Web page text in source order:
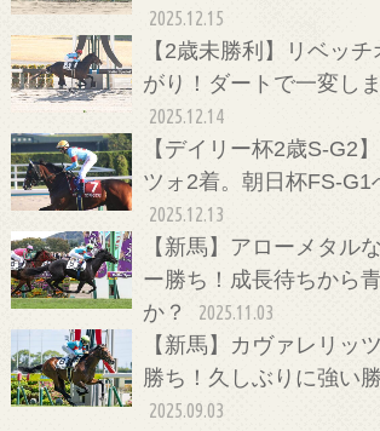
2025.12.15
【2歳未勝利】リベッ
がり！ダートで一変しま
2025.12.14
【デイリー杯2歳S-G2
ツォ2着。朝日杯FS-G1
2025.12.13
【新馬】アローメタル
ー勝ち！成長待ちから
か？
2025.11.03
【新馬】カヴァレリッ
勝ち！久しぶりに強い勝
2025.09.03